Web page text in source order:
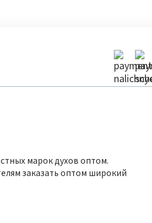
марок духов оптом.
заказать оптом широкий